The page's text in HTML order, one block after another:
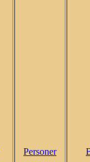
Personer